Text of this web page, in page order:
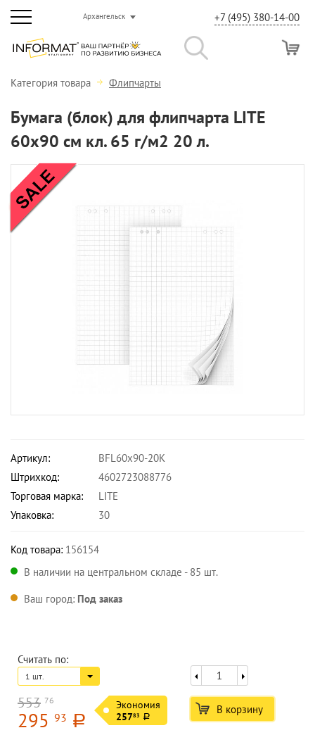
Архангельск +7 (495) 380-14-00
Категория товара Флипчарты
Бумага (блок) для флипчарта LITE
60х90 см кл. 65 г/м2 20 л.
Артикул:
BFL60x90-20K
Штрихкод:
4602723088776
Торговая марка:
LITE
Упаковка:
30
Код товара: 156154
В наличии на центральном складе - 85 шт.
Ваш город: Под заказ
Считать по:
1 шт.
553 76
295 93 a
Экономия
25783 a
В корзину